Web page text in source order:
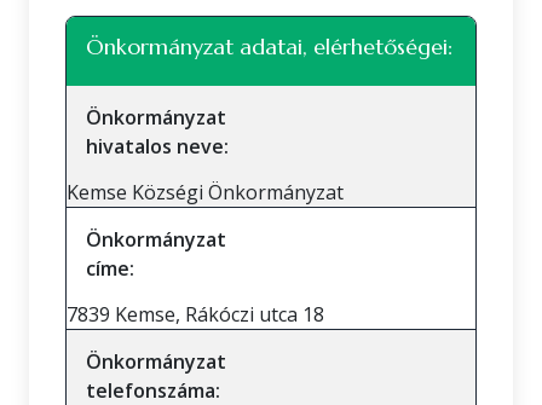
+
Önkormányzat adatai, elérhetőségei:
Önkormányzat
hivatalos neve:
Kemse Községi Önkormányzat
Önkormányzat
címe:
7839 Kemse, Rákóczi utca 18
Önkormányzat
telefonszáma: